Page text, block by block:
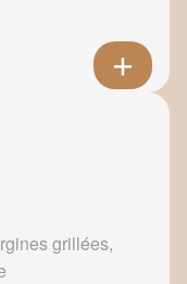
grillées,